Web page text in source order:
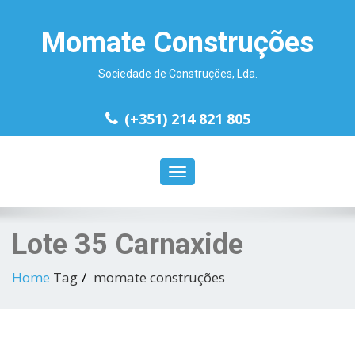
Momate Construções
Sociedade de Construções, Lda.
(+351) 214 821 805
Toggle
navigation
Lote 35 Carnaxide
Home Tag momate construções